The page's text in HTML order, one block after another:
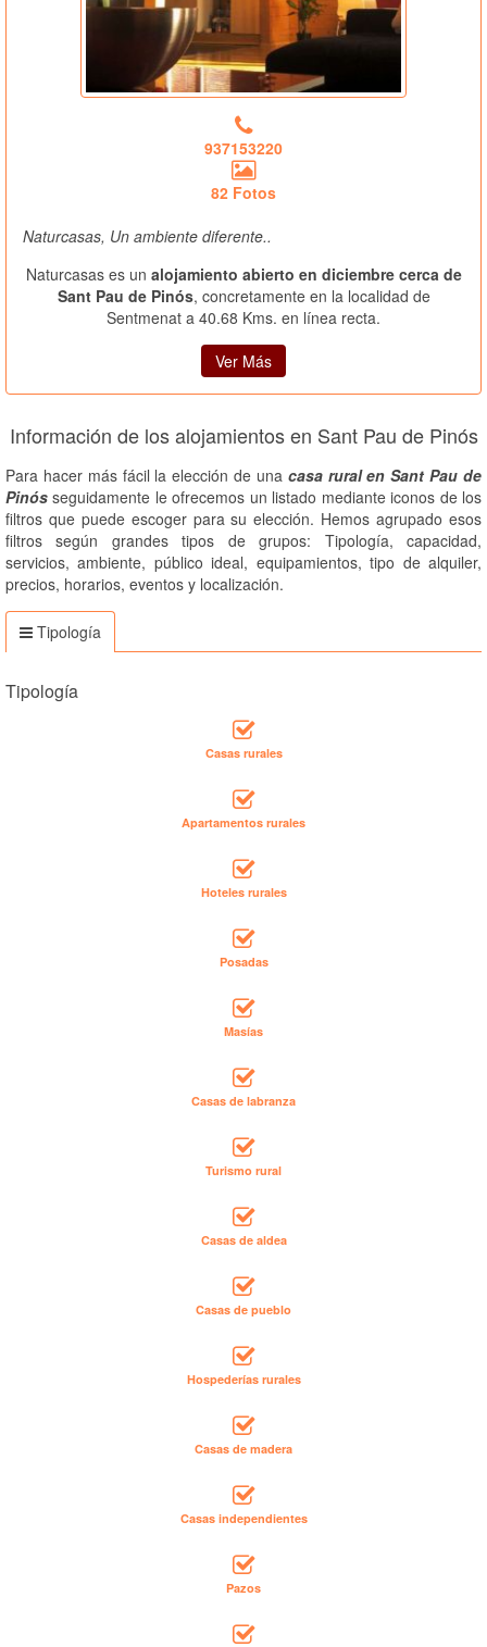
937153220
82 Fotos
Naturcasas, Un ambiente diferente..
Naturcasas es un alojamiento abierto en diciembre cerca de
Sant Pau de Pinós, concretamente en la localidad de
Sentmenat a 40.68 Kms. en línea recta.
Ver Más
Información de los alojamientos en Sant Pau de Pinós
Para hacer más fácil la elección de una casa rural en Sant Pau de
Pinós seguidamente le ofrecemos un listado mediante iconos de los
filtros que puede escoger para su elección. Hemos agrupado esos
filtros según grandes tipos de grupos: Tipología, capacidad,
servicios, ambiente, público ideal, equipamientos, tipo de alquiler,
precios, horarios, eventos y localización.
Tipología
Tipología
Casas rurales
Apartamentos rurales
Hoteles rurales
Posadas
Masías
Casas de labranza
Turismo rural
Casas de aldea
Casas de pueblo
Hospederías rurales
Casas de madera
Casas independientes
Pazos